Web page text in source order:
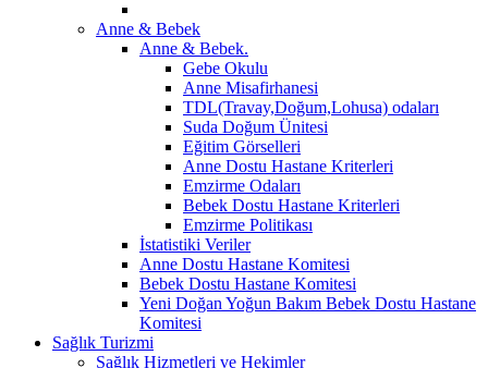
Anne & Bebek
Anne & Bebek.
Gebe Okulu
Anne Misafirhanesi
TDL(Travay,Doğum,Lohusa) odaları
Suda Doğum Ünitesi
Eğitim Görselleri
Anne Dostu Hastane Kriterleri
Emzirme Odaları
Bebek Dostu Hastane Kriterleri
Emzirme Politikası
İstatistiki Veriler
Anne Dostu Hastane Komitesi
Bebek Dostu Hastane Komitesi
Yeni Doğan Yoğun Bakım Bebek Dostu Hastane
Komitesi
Sağlık Turizmi
Sağlık Hizmetleri ve Hekimler